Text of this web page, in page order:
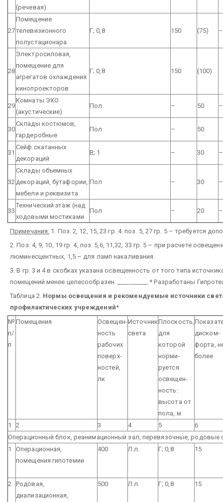
(речевая)
27
Помещение
телевизионного
полустационара
Г; 0,8 150 (75) –
28
Электросиловая,
помещение для
агрегатов охлаждения
кинопроекторов
Г; 0,8 150 (100)
29
Комнаты ЭХО
(акустические)
Пол – 50 –
30
Склады костюмов,
гардеробные
Пол – 50
31
Сейф скатанных
декораций
В; 1 – 30 –
32
Склады объемных
декораций, бутафории,
мебели и реквизита
Пол – 30 –
33
Технический этаж (над
ходовыми мостиками
Пол – 20 –
Примечания: 1. Поз. 2, 12, 15, 23 гр. 4. поз. 5, 27 гр. 5 – требуется
2. Поз. 4, 9, 10, 19 гр. 4, поз. 5,6, 11,32, 33 гр. 5 – при расчете
люминесцентных, 1,5 – для ламп накаливания.
3. В гр. 3 и 4 в скобках указана освещенность от того типа
помещений менее целесообразен.
* Разработаны
Таблица 2. Нормы освещения и рекомендуемые источники
профилактических учреждений*
№
п/
п
Помещения
Освещен-
ность
рабочих
поверх-
ностей,
лк
Источник
света
Плоскость,
для
которой
норми-
руется
освещен-
ность:
высота от
пола, м
диском-
форта,
более
1 2 3 4 5
6
Операционный блок, реанимационный зал, перевязочные, родовые
1
Операционная,
помещения гипотемии
400 Л.л. Г; 0,8 15
2
Родовая,
диализационная,
500 Л.л. Г; 0,8 15